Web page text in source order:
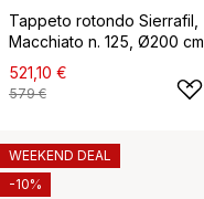
Tappeto rotondo Sierrafil,
Macchiato n. 125, Ø200 cm
521,10 €
579 €
WEEKEND DEAL
-10%